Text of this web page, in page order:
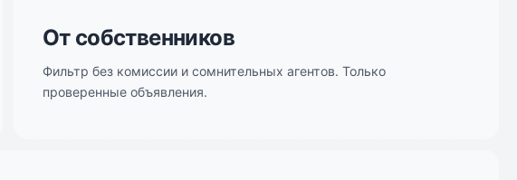
От собственников
Фильтр без комиссии и сомнительных агентов. Только
проверенные объявления.